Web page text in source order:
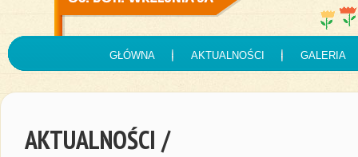
GŁÓWNA AKTUALNOŚCI GALERIA
AKTUALNOŚCI /